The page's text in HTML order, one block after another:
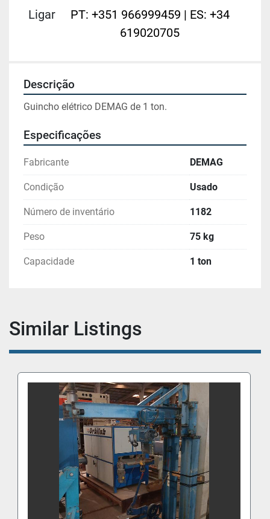
Ligar
PT: +351 966999459 | ES: +34
619020705
Descrição
Guincho elétrico DEMAG de 1 ton.
Especificações
Fabricante DEMAG
Condição Usado
Número de inventário 1182
Peso 75 kg
Capacidade 1 ton
Similar Listings